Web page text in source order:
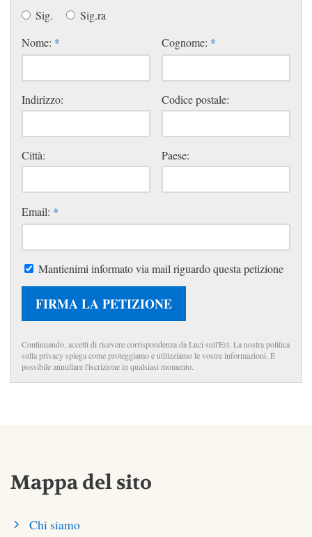
Sig.
Sig.ra
Nome: * Cognome: *
Indirizzo: Codice postale:
Città: Paese:
Email: *
Mantienimi informato via mail riguardo questa petizione
FIRMA LA PETIZIONE
Continuando, accetti di ricevere corrispondenza da Luci sull'Est. La nostra politica
sulla privacy spiega come proteggiamo e utilizziamo le vostre informazioni. È
possibile annullare l'iscrizione in qualsiasi momento.
Mappa del sito
Chi siamo